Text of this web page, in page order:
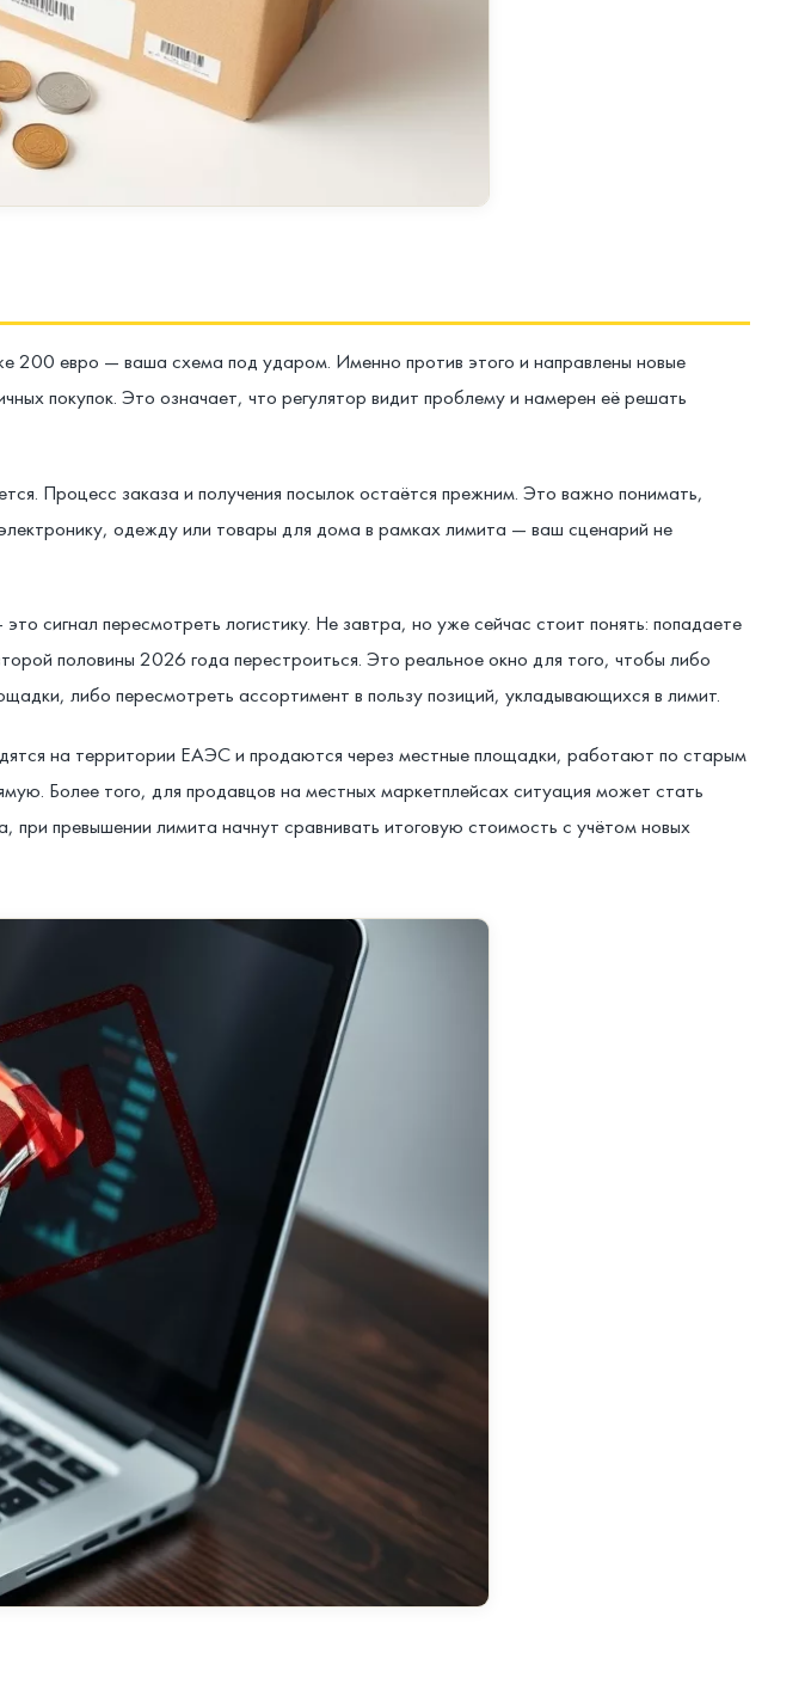
200 евро — ваша схема под ударом. Именно против этого и направлены новые
покупок. Это означает, что регулятор видит проблему и намерен её решать
Процесс заказа и получения посылок остаётся прежним. Это важно понимать,
одежду или товары для дома в рамках лимита — ваш сценарий не
сигнал пересмотреть логистику. Не завтра, но уже сейчас стоит понять: попадаете
половины 2026 года перестроиться. Это реальное окно для того, чтобы либо
либо пересмотреть ассортимент в пользу позиций, укладывающихся в лимит.
на территории ЕАЭС и продаются через местные площадки, работают по старым
Более того, для продавцов на местных маркетплейсах ситуация может стать
превышении лимита начнут сравнивать итоговую стоимость с учётом новых